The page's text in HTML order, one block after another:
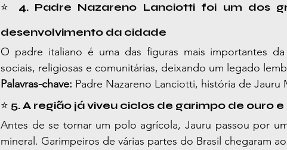
⭐ 4. Padre Nazareno Lanciotti foi um dos
desenvolvimento da cidade
O padre italiano é uma das figuras mais importantes
sociais, religiosas e comunitárias, deixando um legado
Palavras-chave: Padre Nazareno Lanciotti, história de Jauru
⭐ 5. A região já viveu ciclos de garimpo de ouro
Antes de se tornar um polo agrícola, Jauru passou por
mineral. Garimpeiros de várias partes do Brasil chegaram